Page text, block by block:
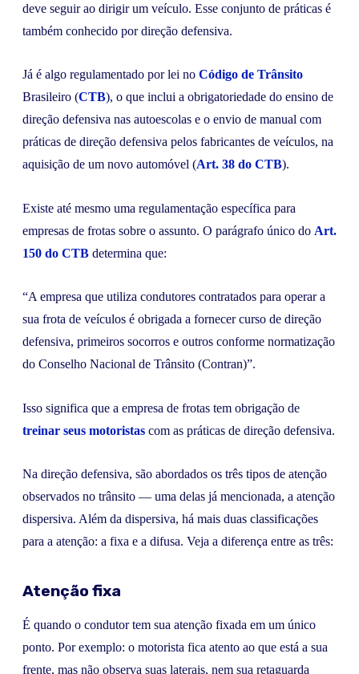
deve seguir ao dirigir um veículo. Esse conjunto de práticas é
também conhecido por direção defensiva.
Já é algo regulamentado por lei no Código de Trânsito
Brasileiro (CTB), o que inclui a obrigatoriedade do ensino de
direção defensiva nas autoescolas e o envio de manual com
práticas de direção defensiva pelos fabricantes de veículos, na
aquisição de um novo automóvel (Art. 38 do CTB).
Existe até mesmo uma regulamentação específica para
empresas de frotas sobre o assunto. O parágrafo único do Art.
150 do CTB determina que:
“A empresa que utiliza condutores contratados para operar a
sua frota de veículos é obrigada a fornecer curso de direção
defensiva, primeiros socorros e outros conforme normatização
do Conselho Nacional de Trânsito (Contran)”.
Isso significa que a empresa de frotas tem obrigação de
treinar seus motoristas com as práticas de direção defensiva.
Na direção defensiva, são abordados os três tipos de atenção
observados no trânsito — uma delas já mencionada, a atenção
dispersiva. Além da dispersiva, há mais duas classificações
para a atenção: a fixa e a difusa. Veja a diferença entre as três:
Atenção fixa
É quando o condutor tem sua atenção fixada em um único
ponto. Por exemplo: o motorista fica atento ao que está a sua
frente, mas não observa suas laterais, nem sua retaguarda